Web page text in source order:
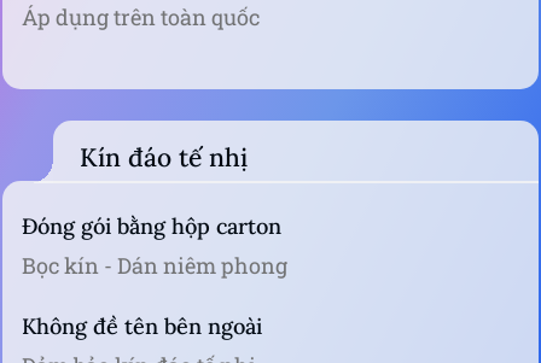
Áp dụng trên toàn quốc
Kín đáo tế nhị
Đóng gói bằng hộp carton
Bọc kín - Dán niêm phong
Không đề tên bên ngoài